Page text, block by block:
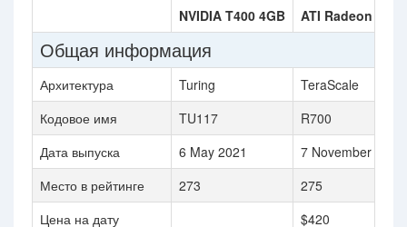
NVIDIA T400 4GB ATI Radeon HD
Общая информация
Архитектура Turing
TeraScale
Кодовое имя
TU117
R700
Дата выпуска
6 May 2021
7 November 2008
Место в рейтинге
273
275
Цена на дату
$420